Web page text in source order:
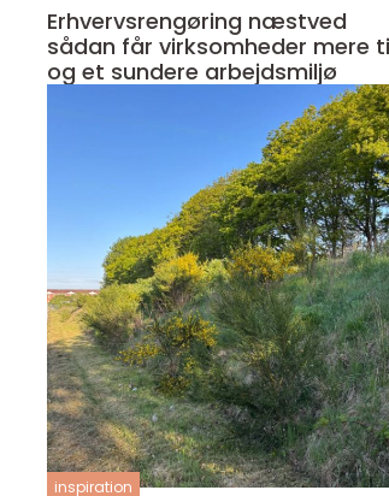
Erhvervsrengøring næstved
sådan får virksomheder mere
og et sundere arbejdsmiljø
inspiration